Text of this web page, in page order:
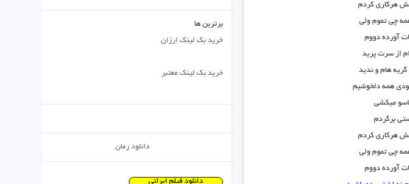
هرکارى کردم
چى تموم ولى
آورده دووم
از سرت پرید
هام و ندید
همه دلخوشیم
میکشى
برگردم
هرکارى کردم
چى تموم ولى
آورده دووم
برترین ها
خرید بک لینک ارزان
خرید بک لینک معتبر
دانلود رمان
دانلود فیلم ایرانی